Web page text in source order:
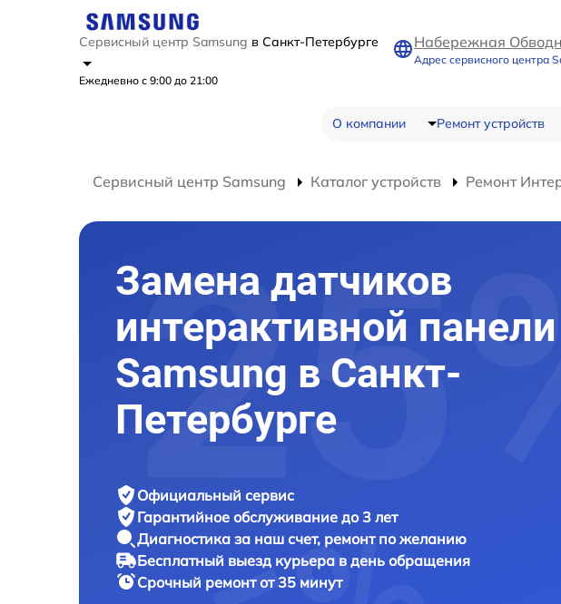
Сервисный центр Samsung в Санкт-Петербурге
Ежедневно с 9:00 до 21:00
Набережная
Адрес сервисного центра
О компании Ремонт устройств
Сервисный центр Samsung Каталог устройств Ремонт
Замена датчиков
интерактивной панели
Samsung в Санкт-
Петербурге
Официальный сервис
Гарантийное обслуживание до 3 лет
Диагностика за наш счет, ремонт по желанию
Бесплатный выезд курьера в день обращения
Срочный ремонтот 35 минут